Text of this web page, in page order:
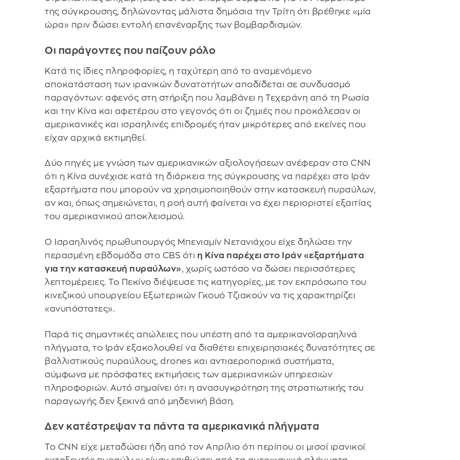
της σύγκρουσης, δηλώνοντας μάλιστα δημόσια την Τρίτη ότι βρέθηκε «μία
ώρα» πριν δώσει εντολή επανέναρξης των βομβαρδισμών.
Οι παράγοντες που παίζουν ρόλο
Κατά τις ίδιες πληροφορίες, η ταχύτερη από το αναμενόμενο
αποκατάσταση των ιρανικών δυνατοτήτων αποδίδεται σε συνδυασμό
παραγόντων: αφενός στη στήριξη που λαμβάνει η Τεχεράνη από τη Ρωσία
και την Κίνα και αφετέρου στο γεγονός ότι οι ζημιές που προκάλεσαν οι
αμερικανικές και ισραηλινές επιδρομές ήταν μικρότερες από εκείνες που
είχαν αρχικά εκτιμηθεί.
Δύο πηγές με γνώση των αμερικανικών αξιολογήσεων ανέφεραν στο CNN
ότι η Κίνα συνέχισε κατά τη διάρκεια της σύγκρουσης να παρέχει στο Ιράν
εξαρτήματα που μπορούν να χρησιμοποιηθούν στην κατασκευή πυραύλων,
αν και, όπως σημειώνεται, η ροή αυτή φαίνεται να έχει περιοριστεί εξαιτίας
του αμερικανικού αποκλεισμού.
Ο Ισραηλινός πρωθυπουργός Μπενιαμίν Νετανιάχου είχε δηλώσει την
περασμένη εβδομάδα στο CBS ότι η Κίνα παρέχει στο Ιράν «εξαρτήματα
για την κατασκευή πυραύλων», χωρίς ωστόσο να δώσει περισσότερες
λεπτομέρειες. Το Πεκίνο διέψευσε τις κατηγορίες, με τον εκπρόσωπο του
κινεζικού υπουργείου Εξωτερικών Γκουό Τζιακούν να τις χαρακτηρίζει
«ανυπόστατες».
Παρά τις σημαντικές απώλειες που υπέστη από τα αμερικανοϊσραηλινά
πλήγματα, το Ιράν εξακολουθεί να διαθέτει επιχειρησιακές δυνατότητες σε
βαλλιστικούς πυραύλους, drones και αντιαεροπορικά συστήματα,
σύμφωνα με πρόσφατες εκτιμήσεις των αμερικανικών υπηρεσιών
πληροφοριών. Αυτό σημαίνει ότι η ανασυγκρότηση της στρατιωτικής του
παραγωγής δεν ξεκινά από μηδενική βάση.
Δεν κατέστρεψαν τα πάντα τα αμερικανικά πλήγματα
Το CNN είχε μεταδώσει ήδη από τον Απρίλιο ότι περίπου οι μισοί ιρανικοί